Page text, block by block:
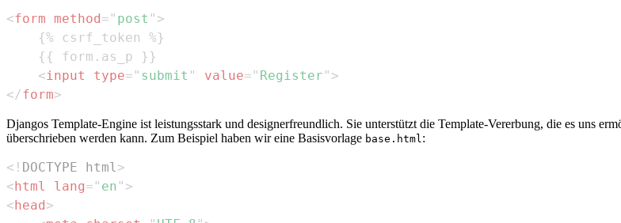
<form method= " post " >
<input type= " submit " value= " Register " >
</form>
Djangos Template-Engine ist leistungsstark und designerfreundlich. Sie unterstützt die Template-Vererbung, die es uns
überschrieben werden kann. Zum Beispiel haben wir eine Basisvorlage base.html :
<! DOCTYPE html >
<html lang= " en " >
<head>